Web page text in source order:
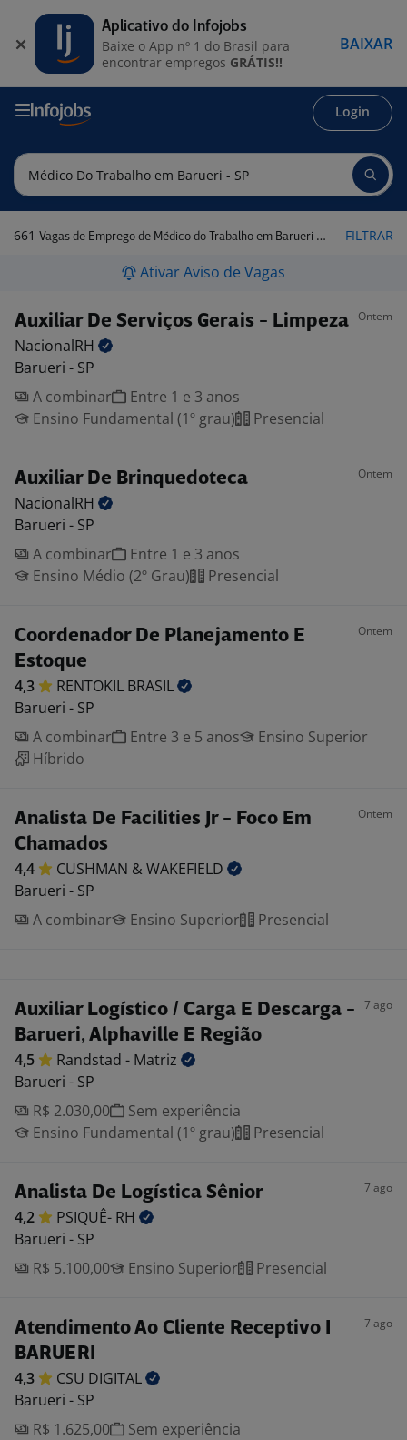
Login
661 Vagas de Emprego de Médico do Trabalho em Barueri - SP FILTRAR
Ativar Aviso de Vagas
Auxiliar De Serviços Gerais - Limpeza Ontem
NacionalRH
Barueri - SP
A combinar
Entre 1 e 3 anos
Ensino Fundamental (1º grau)
Presencial
Auxiliar De Brinquedoteca Ontem
NacionalRH
Barueri - SP
A combinar
Entre 1 e 3 anos
Ensino Médio (2º Grau)
Presencial
Coordenador De Planejamento E
Estoque
Ontem
4,3 RENTOKIL BRASIL
Barueri - SP
A combinar
Entre 3 e 5 anos
Ensino Superior
Híbrido
Analista De Facilities Jr - Foco Em
Chamados
Ontem
4,4 CUSHMAN & WAKEFIELD
Barueri - SP
A combinar
Ensino Superior Presencial
Auxiliar Logístico / Carga E Descarga -
Barueri, Alphaville E Região
7 ago
4,5 Randstad - Matriz
Barueri - SP
R$ 2.030,00
Sem experiência
Ensino Fundamental (1º grau)
Presencial
Analista De Logística Sênior 7 ago
4,2 PSIQUÊ- RH
Barueri - SP
R$ 5.100,00
Ensino Superior Presencial
Atendimento Ao Cliente Receptivo I
BARUERI
7 ago
4,3 CSU DIGITAL
Barueri - SP
R$ 1.625,00
Sem experiência
Aplicativo do Infojobs
Baixe o App nº 1 do Brasil para
encontrar empregos GRÁTIS!!
BAIXAR